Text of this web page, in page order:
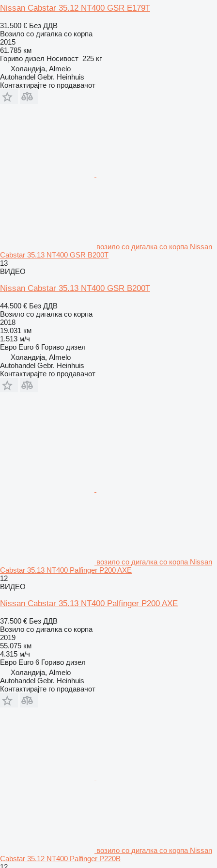
Nissan Cabstar 35.12 NT400 GSR E179T
31.500 € Без ДДВ
Возило со дигалка со корпа
2015
61.785 км
Гориво дизел Носивост 225 кг
Холандија, Almelo
Autohandel Gebr. Heinhuis
Контактирајте го продавачот
возило со дигалка со корпа Nissan
Cabstar 35.13 NT400 GSR B200T
13
ВИДЕО
Nissan Cabstar 35.13 NT400 GSR B200T
44.500 € Без ДДВ
Возило со дигалка со корпа
2018
19.031 км
1.513 м/ч
Евро Euro 6 Гориво дизел
Холандија, Almelo
Autohandel Gebr. Heinhuis
Контактирајте го продавачот
возило со дигалка со корпа Nissan
Cabstar 35.13 NT400 Palfinger P200 AXE
12
ВИДЕО
Nissan Cabstar 35.13 NT400 Palfinger P200 AXE
37.500 € Без ДДВ
Возило со дигалка со корпа
2019
55.075 км
4.315 м/ч
Евро Euro 6 Гориво дизел
Холандија, Almelo
Autohandel Gebr. Heinhuis
Контактирајте го продавачот
возило со дигалка со корпа Nissan
Cabstar 35.12 NT400 Palfinger P220B